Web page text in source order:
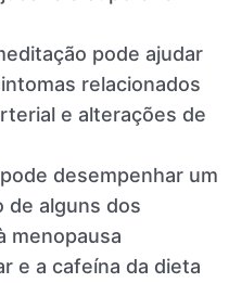
pode ajudar
relacionados
e alterações de
desempenhar um
de alguns dos
menopausa
e a cafeína da dieta